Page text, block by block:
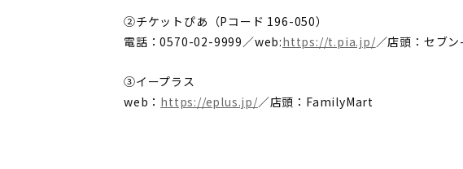
②チケットぴあ（Pコード 196-050）
電話：0570-02-9999／web:https://t.pia.jp/／店頭：セブ
③イープラス
web： https://eplus.jp/／店頭：FamilyMart